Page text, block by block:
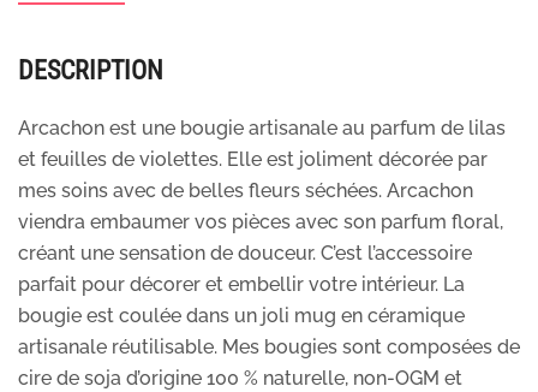
DESCRIPTION
Arcachon est une bougie artisanale au parfum de lilas
et feuilles de violettes. Elle est joliment décorée par
mes soins avec de belles fleurs séchées. Arcachon
viendra embaumer vos pièces avec son parfum floral,
créant une sensation de douceur. C’est l’accessoire
parfait pour décorer et embellir votre intérieur. La
bougie est coulée dans un joli mug en céramique
artisanale réutilisable. Mes bougies sont composées de
cire de soja d’origine 100 % naturelle, non-OGM et